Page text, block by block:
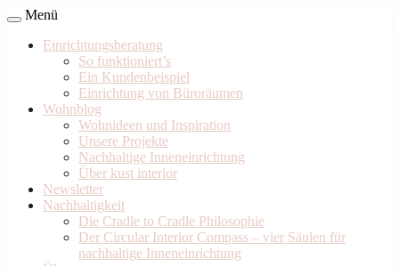
Menü
Einrichtungsberatung
So funktioniert’s
Ein Kundenbeispiel
Einrichtung von Büroräumen
Wohnblog
Wohnideen und Inspiration
Unsere Projekte
Nachhaltige Inneneinrichtung
Über kust interior
Newsletter
Nachhaltigkeit
Die Cradle to Cradle Philosophie
Der Circular Interior Compass – vier Säulen für
nachhaltige Inneneinrichtung